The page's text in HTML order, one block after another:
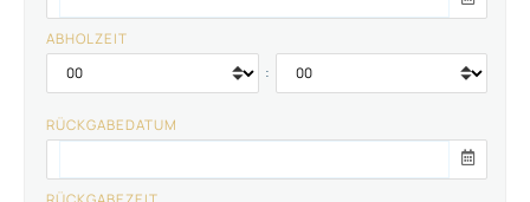
ABHOLZEIT
:
RÜCKGABEDATUM